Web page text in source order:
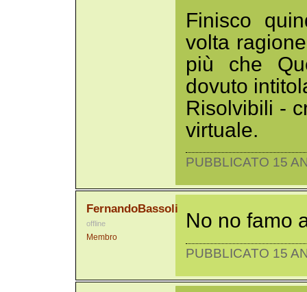
Finisco
volta
più che
dovuto
Risolvibili -
virtuale.
PUBBLICATO 15
FernandoBassoli
offline
Membro
No no famo
PUBBLICATO 15